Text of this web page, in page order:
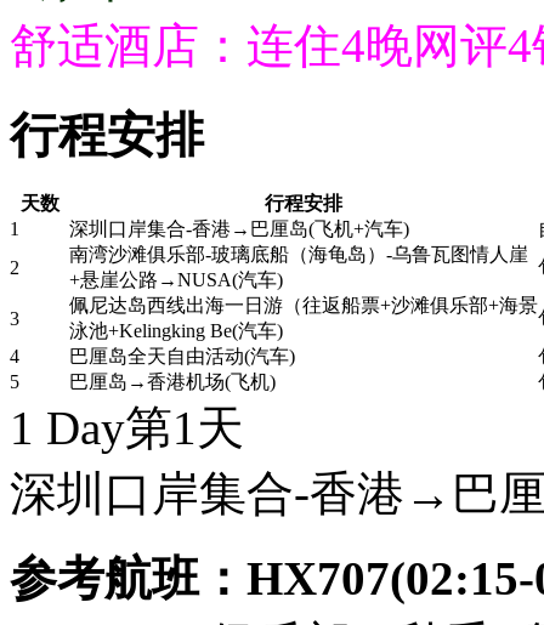
舒适酒店：连住4晚网评
行程安排
天数
行程安排
1
深圳口岸集合-香港→巴厘岛(飞机+汽车)
2
南湾沙滩俱乐部-玻璃底船（海龟岛）-乌鲁瓦图情人崖
+悬崖公路→NUSA(汽车)
3
佩尼达岛西线出海一日游（往返船票+沙滩俱乐部+海景
泳池+Kelingking Be(汽车)
4
巴厘岛全天自由活动(汽车)
5
巴厘岛→香港机场(飞机)
1 Day第1天
深圳口岸集合-香港→巴
参考航班：HX707(02:15-